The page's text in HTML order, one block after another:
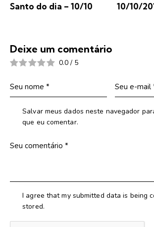
Santo do dia – 10/10
10/10/
Deixe um comentário
0.0 / 5
Salvar meus dados neste navegador
que eu comentar.
I agree that my submitted data is being
stored.